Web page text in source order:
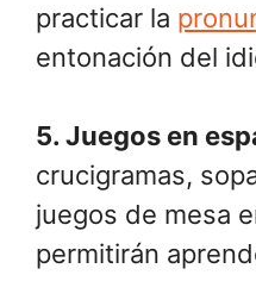
practicar la
entonación del
5. Juegos en
crucigramas,
juegos de mesa
permitirán